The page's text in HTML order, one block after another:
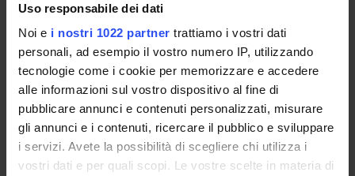
Uso responsabile dei dati
Noi e i nostri 1022 partner trattiamo i vostri dati
personali, ad esempio il vostro numero IP, utilizzando
tecnologie come i cookie per memorizzare e accedere
alle informazioni sul vostro dispositivo al fine di
pubblicare annunci e contenuti personalizzati, misurare
gli annunci e i contenuti, ricercare il pubblico e sviluppare
i servizi. Avete la possibilità di scegliere chi utilizza i
vostri dati e per quali scopi. Le vostre scelte in materia di
SEZIONI
Medicina legale
ATTIVITÀ